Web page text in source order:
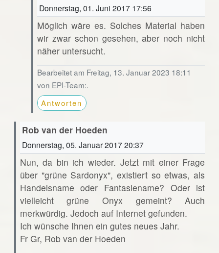
Donnerstag, 01. Juni 2017 17:56
Möglich wäre es. Solches Material haben
wir zwar schon gesehen, aber noch nicht
näher untersucht.
Bearbeitet am Freitag, 13. Januar 2023 18:11
von EPI-Team:.
Antworten
Rob van der Hoeden
Donnerstag, 05. Januar 2017 20:37
Nun, da bin ich wieder. Jetzt mit einer Frage
über "grüne Sardonyx", existiert so etwas, als
Handelsname oder Fantasiename? Oder ist
vielleicht grüne Onyx gemeint? Auch
merkwürdig. Jedoch auf Internet gefunden.
Ich wünsche Ihnen ein gutes neues Jahr.
Fr Gr, Rob van der Hoeden